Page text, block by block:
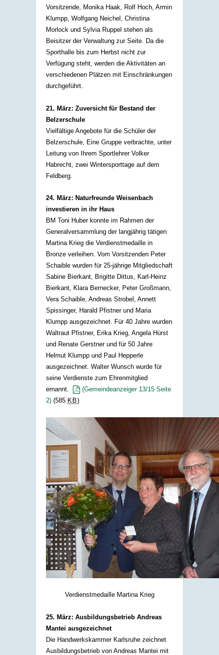
Vorsitzende, Monika Haak, Rolf Hoch, Armin
Klumpp, Wolfgang Neichel, Christina
Morlock und Sylvia Ruppel stehen als
Beisitzer der Verwaltung zur Seite. Da die
Sporthalle bis zum Herbst nicht zur
Verfügung steht, werden die Aktivitäten an
verschiedenen Plätzen mit Einschränkungen
durchgeführt.​
21. März: Zuversicht für Bestand der
Belzerschule
Vielfältige Angebote für die Schüler der
Belzerschule, Eine Gruppe verbrachte, unter
Leitung von Ihrem Sportlehrer Volker
Habrecht, zwei Wintersporttage auf dem
Feldberg. ​
24. März: Naturfreunde Weisenbach
investieren in ihr Haus
BM Toni Huber konnte im Rahmen der
Generalversammlung der langjährig tätigen
Martina Krieg die Verdienstmedaille in
Bronze verleihen. Vom Vorsitzenden Peter
Schaible wurden für 25-jährige Mitgliedschaft
Sabine Bierkant, Brigitte Dittus, Karl-Heinz
Bierkant, Klara Bernecker, Peter Großmann,
Vera Schaible, Andreas Strobel, Annett
Spissinger, Harald Pfistner und Maria
Klumpp ausgezeichnet. Für 40 Jahre wurden
Waltraut Pfistner, Erika Krieg, Angela Hürst
und Renate Gerstner und für 50 Jahre
Helmut Klumpp und Paul Hepperle
ausgezeichnet. Walter Wunsch wurde für
seine Verdienste zum Ehrenmitglied
ernannt.
(Gemeindeanzeiger 13/15 Seite
2) (585 KB)
Verdienstmedaille Martina Krieg
25. März: Ausbildungsbetrieb Andreas
Mantei ausgezeichnet
Die Handwerkskammer Karlsruhe zeichnet
Ausbildungsbetrieb von Andreas Mantei mit